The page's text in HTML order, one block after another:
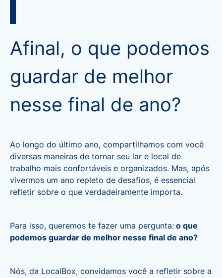
Afinal, o que podemos
guardar de melhor
nesse final de ano?
Ao longo do último ano, compartilhamos com você
diversas maneiras de tornar seu lar e local de
trabalho mais confortáveis e organizados. Mas, após
vivermos um ano repleto de desafios, é essencial
refletir sobre o que verdadeiramente importa.
Para isso, queremos te fazer uma pergunta: o que
podemos guardar de melhor nesse final de ano?
Nós, da LocalBox, convidamos você a refletir sobre a